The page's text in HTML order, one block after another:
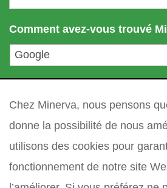
m
i
a
l
*
Comment avez-vous trouvé
Chez Minerva, nous pensons
donne la possibilité de nous
utilisons des cookies pour
fonctionnement de notre site